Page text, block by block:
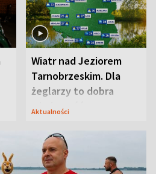
Wiatr nad Jeziorem
Tarnobrzeskim. Dla
żeglarzy to dobra
wiadomość
Aktualności